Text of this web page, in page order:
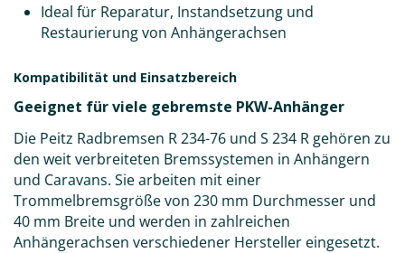
Ideal für Reparatur, Instandsetzung und
Restaurierung von Anhängerachsen
Kompatibilität und Einsatzbereich
Geeignet für viele gebremste PKW-Anhänger
Die Peitz Radbremsen R 234-76 und S 234 R gehören zu
den weit verbreiteten Bremssystemen in Anhängern
und Caravans. Sie arbeiten mit einer
Trommelbremsgröße von 230 mm Durchmesser und
40 mm Breite und werden in zahlreichen
Anhängerachsen verschiedener Hersteller eingesetzt.